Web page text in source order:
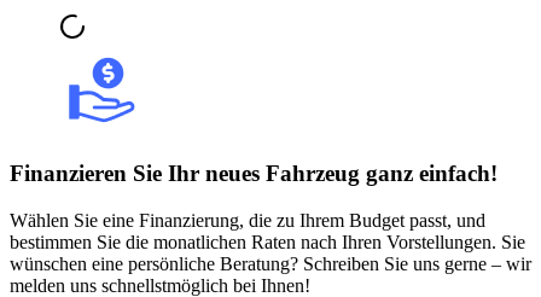
Finanzieren Sie Ihr neues Fahrzeug ganz einfach!
Wählen Sie eine Finanzierung, die zu Ihrem Budget passt, und
bestimmen Sie die monatlichen Raten nach Ihren Vorstellungen. Sie
wünschen eine persönliche Beratung? Schreiben Sie uns gerne – wir
melden uns schnellstmöglich bei Ihnen!